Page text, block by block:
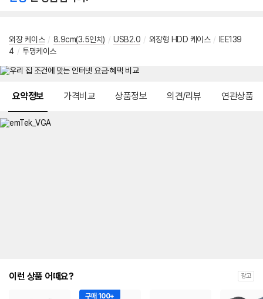
외장 케이스 / 8.9cm(3.5인치) / USB2.0 / 외장형 HDD 케이스 /
IEE139
4 / 투명케이스
요약정보 가격비교 상품정보 의견/리뷰 연관상품
이런 상품 어때요? 광고
구매 100+